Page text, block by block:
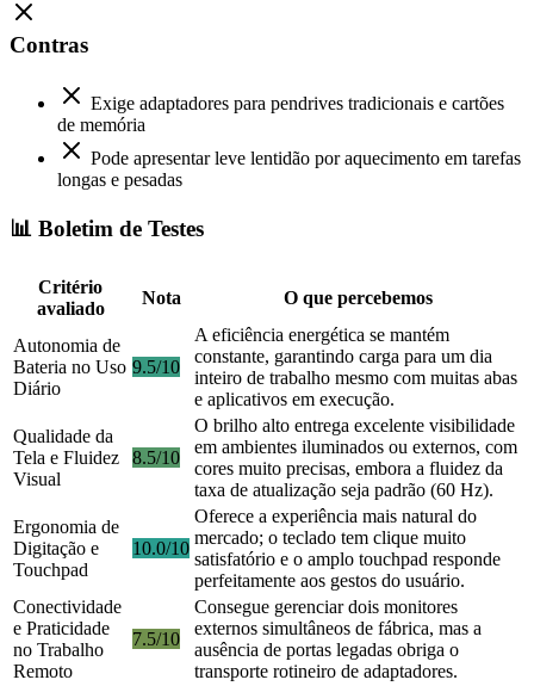
Contras
Exige adaptadores para pendrives tradicionais e cartões
de memória
Pode apresentar leve lentidão por aquecimento em tarefas
longas e pesadas
📊 Boletim de Testes
Critério
avaliado
Nota O que percebemos
Autonomia de
Bateria no Uso
Diário
9.5/10
A eficiência energética se mantém
constante, garantindo carga para um dia
inteiro de trabalho mesmo com muitas abas
e aplicativos em execução.
Qualidade da
Tela e Fluidez
Visual
8.5/10
O brilho alto entrega excelente visibilidade
em ambientes iluminados ou externos, com
cores muito precisas, embora a fluidez da
taxa de atualização seja padrão (60 Hz).
Ergonomia de
Digitação e
Touchpad
10.0/10
Oferece a experiência mais natural do
mercado; o teclado tem clique muito
satisfatório e o amplo touchpad responde
perfeitamente aos gestos do usuário.
Conectividade
e Praticidade
no Trabalho
Remoto
7.5/10
Consegue gerenciar dois monitores
externos simultâneos de fábrica, mas a
ausência de portas legadas obriga o
transporte rotineiro de adaptadores.